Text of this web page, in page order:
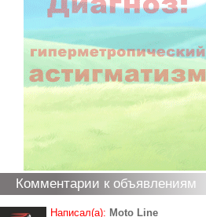
Комментарии к объявлениям
Написал(а): Moto Line